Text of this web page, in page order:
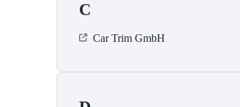
C
Car Trim GmbH